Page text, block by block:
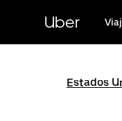
contenido
principal
Uber
Estados